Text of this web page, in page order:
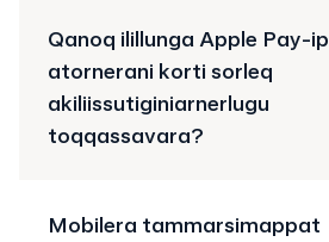
Qanoq ilillunga Apple Pay-ip
atornerani korti sorleq
akiliissutiginiarnerlugu
toqqassavara?
Mobilera tammarsimappat